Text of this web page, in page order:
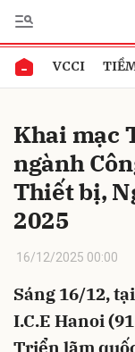
VCCI
Khai mạc
ngành
Thiết bị,
2025
16/12/2025 00:00
Sáng 16/12,
I.C.E Hanoi
Triển lãm
Gửi bình luận